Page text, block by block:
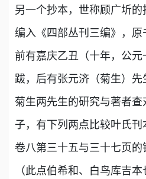
另一个抄本，世称顾广圻
编入《四部丛刊三编》，原
前有嘉庆乙丑（十年，公
跋，后有张元济（菊生）
菊生两先生的研究与著者
子，有下列两点比较叶氏
卷八第三十五与三十七页
（此点伯希和、白鸟库吉